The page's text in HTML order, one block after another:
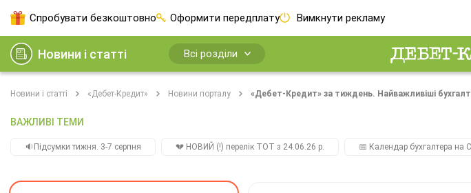
Спробувати безкоштовно Оформити передплату Вимкнути рекламу
Новини і статті Всі розділи
Новини і статті «Дебет-Кредит» Новини порталу «Дебет-Кредит» за тиждень. Найважливіші
ВАЖЛИВІ ТЕМИ
🔉Підсумки тижня. 3-7 серпня 💔 НОВИЙ (!) перелік ТОТ з 24.06.26 р. 📅 Календар бухгалтера на